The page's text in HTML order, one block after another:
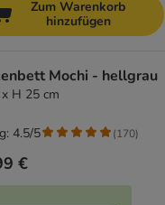
Zum Warenkorb
hinzufügen
Mochi - hellgrau
H 25 cm
€
4.5/5 (170)